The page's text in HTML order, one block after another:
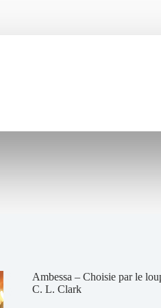
Ambessa – Choisie par le
C. L. Clark